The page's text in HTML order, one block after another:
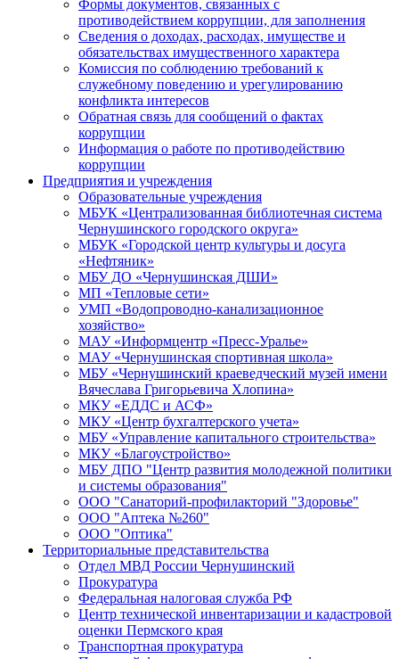
Формы документов, связанных с
противодействием коррупции, для заполнения
Сведения о доходах, расходах, имуществе и
обязательствах имущественного характера
Комиссия по соблюдению требований к
служебному поведению и урегулированию
конфликта интересов
Обратная связь для сообщений о фактах
коррупции
Информация о работе по противодействию
коррупции
Предприятия и учреждения
Образовательные учреждения
МБУК «Централизованная библиотечная система
Чернушинского городского округа»
МБУК «Городской центр культуры и досуга
«Нефтяник»
МБУ ДО «Чернушинская ДШИ»
МП «Тепловые сети»
УМП «Водопроводно-канализационное
хозяйство»
МАУ «Информцентр «Пресс-Уралье»
МАУ «Чернушинская спортивная школа»
МБУ «Чернушинский краеведческий музей имени
Вячеслава Григорьевича Хлопина»
МКУ «ЕДДС и АСФ»
МКУ «Центр бухгалтерского учета»
МБУ «Управление капитального строительства»
МКУ «Благоустройство»
МБУ ДПО "Центр развития молодежной политики
и системы образования"
ООО "Санаторий-профилакторий "Здоровье"
ООО "Аптека №260"
ООО "Оптика"
Территориальные представительства
Отдел МВД России Чернушинский
Прокуратура
Федеральная налоговая служба РФ
Центр технической инвентаризации и кадастровой
оценки Пермского края
Транспортная прокуратура